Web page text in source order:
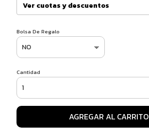
Ver cuotas y descuentos
Bolsa De Regalo
Cantidad
AGREGAR AL CARRITO